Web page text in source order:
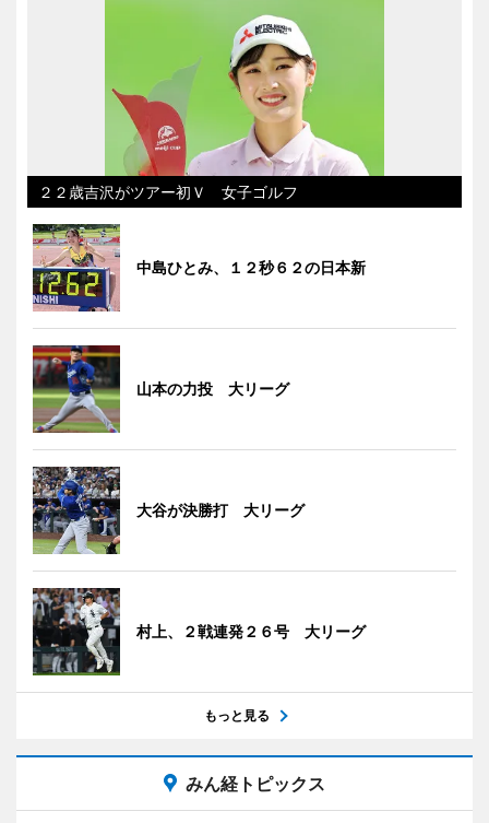
２２歳吉沢がツアー初Ｖ 女子ゴルフ
中島ひとみ、１２秒６２の日本新
山本の力投 大リーグ
大谷が決勝打 大リーグ
村上、２戦連発２６号 大リーグ
もっと見る
みん経トピックス